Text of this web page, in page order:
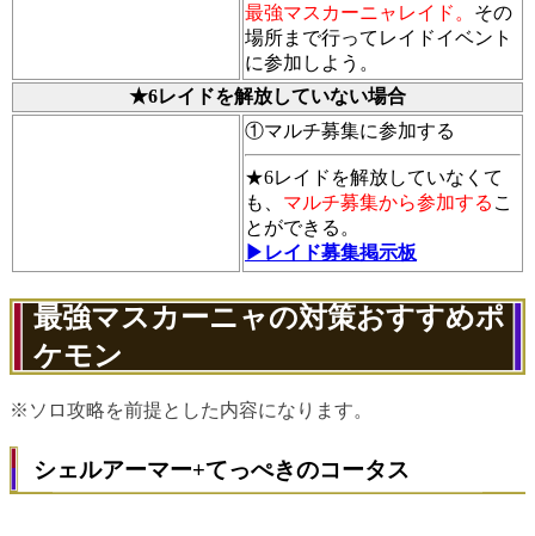
最強マスカーニャレイド。 その
場所まで行ってレイドイベント
に参加しよう。
★6レイドを解放していない場合
①マルチ募集に参加する
★6レイドを解放していなくて
も、 マルチ募集から参加する こ
とができる。
▶レイド募集掲示板
最強マスカーニャの対策おすすめポ
ケモン
※ソロ攻略を前提とした内容になります。
シェルアーマー+てっぺきのコータス